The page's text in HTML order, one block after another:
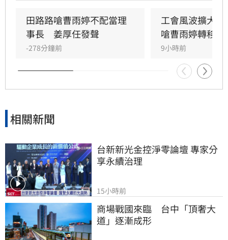
田路路點名創辦人姜厚任重出江湖，楊光友回憶
當年姜厚任為補工會虧損曾賣房負責，展現高度
責任感。同時，楊光友也強調自己現經營協會以
雪中送炭為原則，呼籲資深藝人應反思年輕時的
理財規劃，不應一味責怪工會，演藝圈內部矛盾
與財務風波持續延燒，引發各界高度重視。
田路路嗆曹雨婷不配當理
事長　姜厚任發聲
-278分鐘前
工會風波擴大
嗆曹雨婷轉移焦
9小時前
相關新聞
台新新光金控淨零論壇 專家分
享永續治理
15小時前
商場戰國來臨　台中「頂奢大
道」逐漸成形